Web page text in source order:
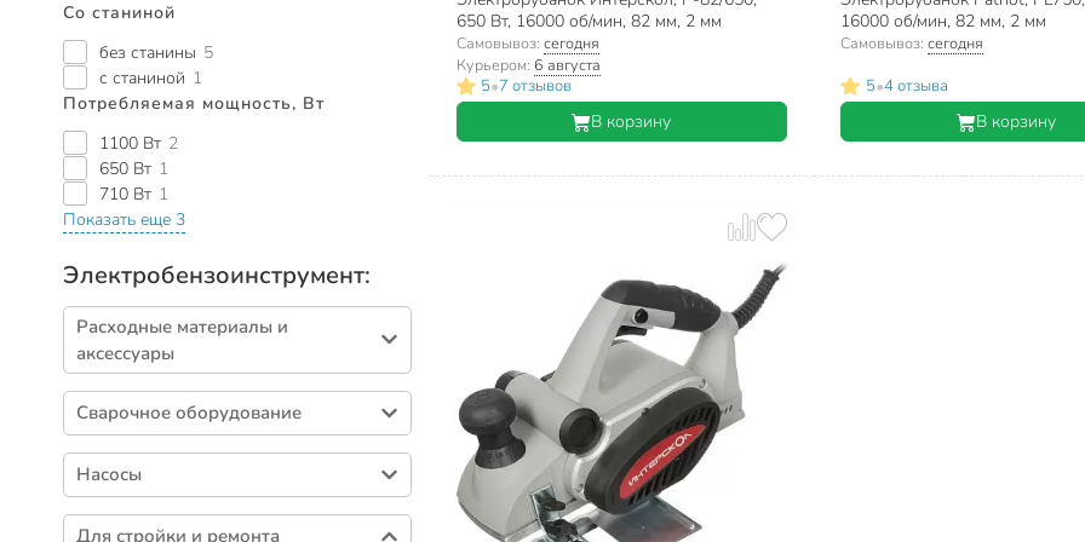
Со станиной
без станины 5
с станиной 1
Потребляемая мощность, Вт
1100 Вт 2
650 Вт 1
710 Вт 1
Показать еще 3
Электробензоинструмент:
Расходные материалы и
аксессуары
Сверла (690)
Абразивные диски (499)
Пильные диски (173)
Коронки сверлильные (127)
Насадки для инструмента (96)
Сварочное оборудование
Электроды (174)
Комплектующие для сварки (87)
Маски сварщика (41)
Насосы
Аксессуары для насосов (85)
Для стройки и ремонта
650 Вт, 16000 об/мин, 82 мм, 2 мм
Самовывоз: сегодня
Курьером: 6 августа
5•7 отзывов
В корзину
16000 об/мин, 82 мм, 2 мм
Самовывоз: сегодня
5•4 отзыва
В корзину